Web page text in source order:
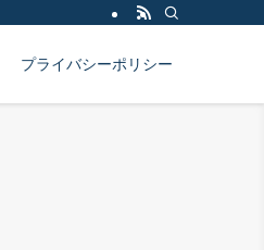
プライバシーポリシー